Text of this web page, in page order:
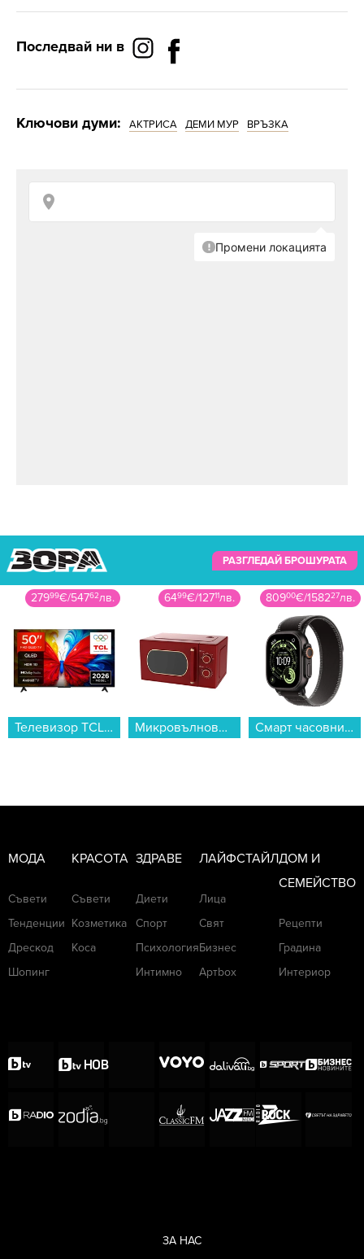
Последвай ни в
Ключови думи: АКТРИСА ДЕМИ МУР ВРЪЗКА
РАЗГЛЕДАЙ БРОШУРАТА
6499€/12711лв.
Микровълнова фурна Finlux FMO-2052 Rose , 20 Литри, 700 W...
80900€/158227лв.
Смарт часовник Apple Watch Ultra 3 49mm Black/Grey Trail Loop M/L mf1h4 , 1.98...
7699€/15058лв.
Блендер NUTRIBULLET NB907R...
МОДА
Съвети
Тенденции
Дрескод
Шопинг
КРАСОТА
Съвети
Козметика
Коса
ЗДРАВЕ
Диети
Спорт
Психология
Интимно
ЛАЙФСТАЙЛ
Лица
Свят
Бизнес
Артbox
ДОМ И
СЕМЕЙСТВО
Рецепти
Градина
Интериор
ЗА НАС